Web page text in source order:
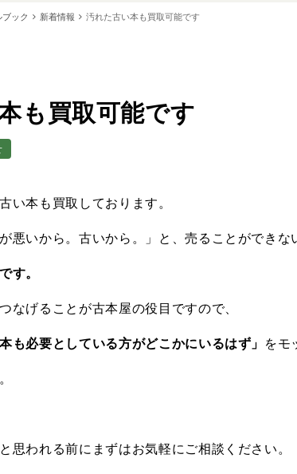
ック 新着情報 汚れた古い本も買取可能です
も買取可能です
い本も買取しております。
悪いから。古いから。」と、売ることができ
す。
なげることが古本屋の役目ですので、
も必要としている方がどこかにいるはず」 をモ
思われる前にまずはお気軽にご相談ください。